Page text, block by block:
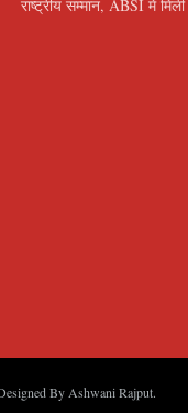
राष्ट्रीय सम्मान, ABSI में
By Ashwani Rajput.